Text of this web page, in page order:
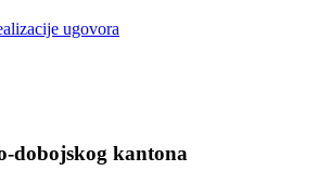
ugovora
dobojskog kantona